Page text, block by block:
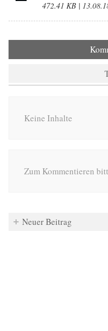
472.41 KB |
Keine Inhalte
Zum Kommentieren
Neuer Beitrag